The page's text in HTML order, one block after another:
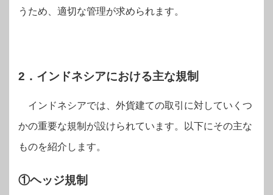
うため、適切な管理が求められます。
2．インドネシアにおける主な規制
インドネシアでは、外貨建ての取引に対していくつ
かの重要な規制が設けられています。以下にその主な
ものを紹介します。
①ヘッジ規制